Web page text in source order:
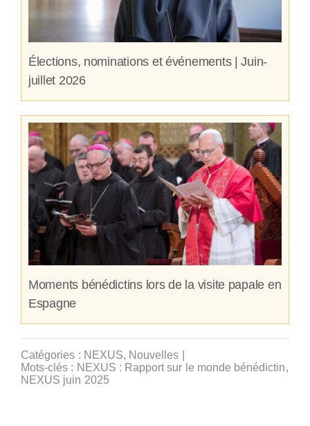
Élections, nominations et événements | Juin-
juillet 2026
Moments bénédictins lors de la visite papale en
Espagne
Catégories : NEXUS, Nouvelles
Mots-clés : NEXUS : Rapport sur le monde bénédictin,
NEXUS juin 2025